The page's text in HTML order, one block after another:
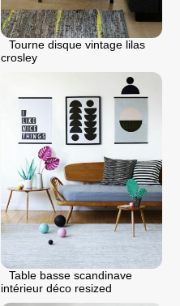
Tourne disque vintage lilas
crosley
Table basse scandinave
intérieur déco resized